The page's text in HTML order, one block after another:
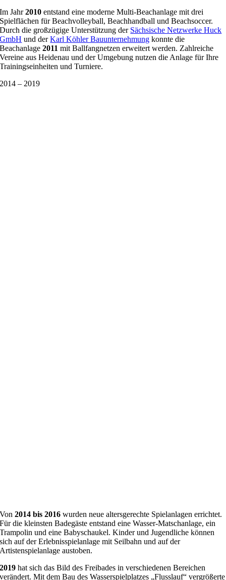
Im Jahr2010 entstand eine moderne Multi-Beachanlage mit drei
Spielflächen für Beachvolleyball, Beachhandball und Beachsoccer.
Durch die großzügige Unterstützung der Sächsische Netzwerke Huck
GmbH und derKarl Köhler Bauunternehmung konnte die
Beachanlage2011 mit Ballfangnetzen erweitert werden. Zahlreiche
Vereine aus Heidenau und der Umgebung nutzen die Anlage für Ihre
Trainingseinheiten und Turniere.
2014 – 2019
Von2014 bis 2016 wurden neue altersgerechte Spielanlagen errichtet.
Für die kleinsten Badegäste entstand eine Wasser-Matschanlage, ein
Trampolin und eine Babyschaukel. Kinder und Jugendliche können
sich auf der Erlebnisspielanlage mit Seilbahn und auf der
Artistenspielanlage austoben.
2019hat sich das Bild des Freibades in verschiedenen Bereichen
verändert. Mit dem Bau des Wasserspielplatzes „Flusslauf“ vergrößerte